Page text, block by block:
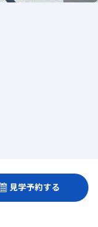
見学予約する